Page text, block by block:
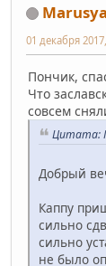
Marusya
01 декабря
Пончик,
Что
совсем
Цитата:
Добрый
Каппу
сильно
сильно
не было